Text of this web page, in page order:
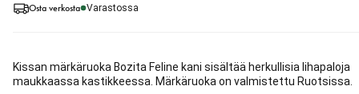
Osta verkosta Varastossa
Kissan märkäruoka Bozita Feline kani sisältää herkullisia lihapaloja
maukkaassa kastikkeessa. Märkäruoka on valmistettu Ruotsissa.